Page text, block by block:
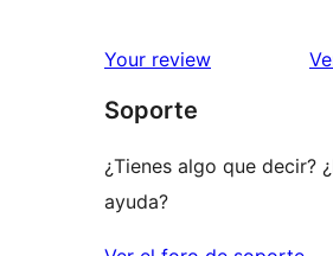
estrellas
de
estrellas
Your review
Soporte
¿Tienes algo que decir?
ayuda?